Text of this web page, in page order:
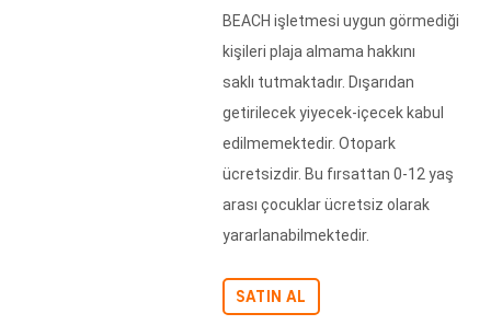
BEACH işletmesi uygun görmediği
kişileri plaja almama hakkını
saklı tutmaktadır. Dışarıdan
getirilecek yiyecek-içecek kabul
edilmemektedir. Otopark
ücretsizdir. Bu fırsattan 0-12 yaş
arası çocuklar ücretsiz olarak
yararlanabilmektedir.
SATIN AL